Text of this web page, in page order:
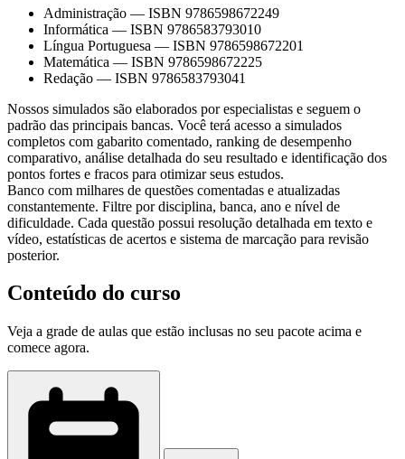
Administração — ISBN 9786598672249
Informática — ISBN 9786583793010
Língua Portuguesa — ISBN 9786598672201
Matemática — ISBN 9786598672225
Redação — ISBN 9786583793041
Nossos simulados são elaborados por especialistas e seguem o
padrão das principais bancas. Você terá acesso a simulados
completos com gabarito comentado, ranking de desempenho
comparativo, análise detalhada do seu resultado e identificação dos
pontos fortes e fracos para otimizar seus estudos.
Banco com milhares de questões comentadas e atualizadas
constantemente. Filtre por disciplina, banca, ano e nível de
dificuldade. Cada questão possui resolução detalhada em texto e
vídeo, estatísticas de acertos e sistema de marcação para revisão
posterior.
Conteúdo do curso
Veja a grade de aulas que estão inclusas no seu pacote acima e
comece agora.